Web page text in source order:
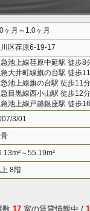
ヶ月～1.0ヶ月
区荏原6-19-17
池上線荏原中延駅 徒歩8
大井町線旗の台駅 徒歩
池上線旗の台駅 徒歩11分
目黒線西小山駅 徒歩12分
池上線戸越銀座駅 徒歩
3/01
～55.19m²
8階
数 17室の賃貸情報中 /